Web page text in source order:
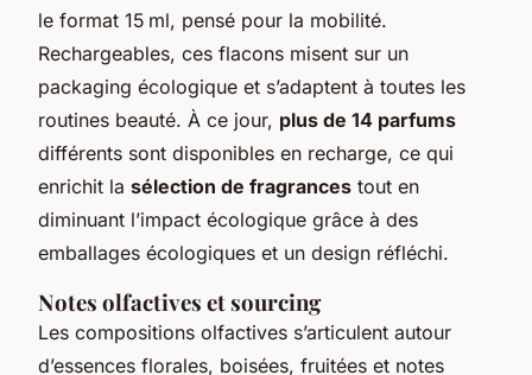
le format 15 ml, pensé pour la mobilité.
Rechargeables, ces flacons misent sur un
packaging écologique et s’adaptent à toutes les
routines beauté. À ce jour, plus de 14 parfums
différents sont disponibles en recharge, ce qui
enrichit la sélection de fragrances tout en
diminuant l’impact écologique grâce à des
emballages écologiques et un design réfléchi.
Notes olfactives et sourcing
Les compositions olfactives s’articulent autour
d’essences florales, boisées, fruitées et notes